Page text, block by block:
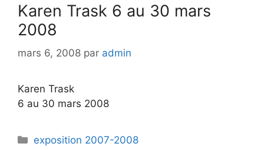
Karen Trask 6 au 30 mars
2008
mars 6, 2008 par admin
Karen Trask
6 au 30 mars 2008
exposition 2007-2008